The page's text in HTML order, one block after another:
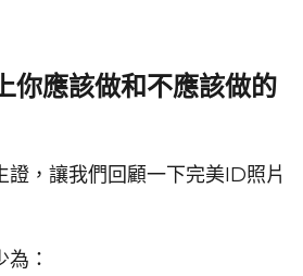
你應該做和不應該做的
證，讓我們回顧一下完美ID照片
：